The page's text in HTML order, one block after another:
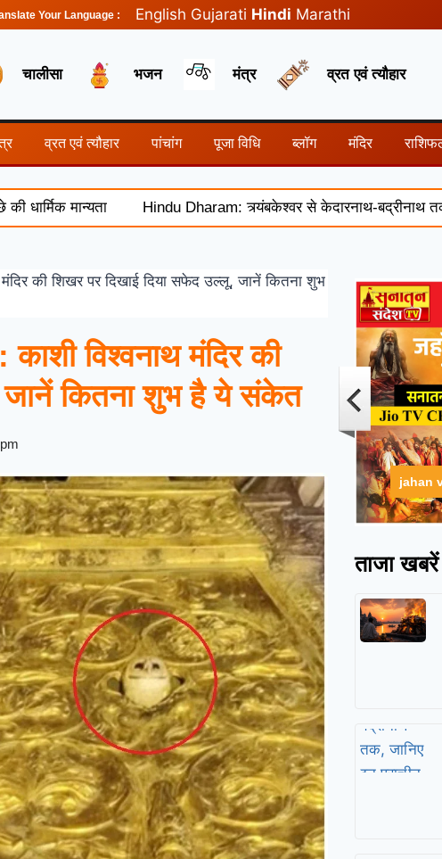
Your Language : English Gujarati Hindi Marathi
चालीसा भजन मंत्र व्रत एवं त्यौहार
व्रत एवं त्यौहार पांचांग पूजा विधि ब्लॉग मंदिर
मान्यता Hindu Dharam: त्र्यंबकेश्वर से केदारनाथ-बद्रीनाथ तक,
की शिखर पर दिखाई दिया सफेद उल्लू, जानें कितना शुभ
विश्वनाथ मंदिर की
जानें कितना शुभ है ये संकेत
jahan
ताजा खबरें